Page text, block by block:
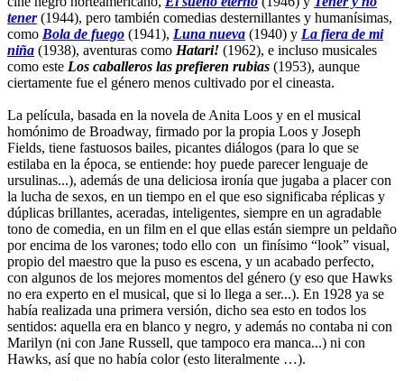
tener(1944), pero también comedias desternillantes y humanísimas,
como Bola de fuego (1941), Luna nueva (1940) y La fiera de mi
niña (1938), aventuras como Hatari! (1962), e incluso musicales
como este Los caballeros las prefieren rubias (1953), aunque
ciertamente fue el género menos cultivado por el cineasta.
La película, basada en la novela de Anita Loos y en el musical
homónimo de Broadway, firmado por la propia Loos y Joseph
Fields, tiene fastuosos bailes, picantes diálogos (para lo que se
estilaba en la época, se entiende: hoy puede parecer lenguaje de
ursulinas...), además de una deliciosa ironía que jugaba a placer con
la lucha de sexos, en un tiempo en el que eso significaba réplicas y
dúplicas brillantes, aceradas, inteligentes, siempre en un agradable
tono de comedia, en un film en el que ellas están siempre un peldaño
por encima de los varones; todo ello con un finísimo “look” visual,
propio del maestro que la puso es escena, y un acabado perfecto,
con algunos de los mejores momentos del género (y eso que Hawks
no era experto en el musical, que si lo llega a ser...). En 1928 ya se
había realizada una primera versión, dicho sea esto en todos los
sentidos: aquella era en blanco y negro, y además no contaba ni con
Marilyn (ni con Jane Russell, que tampoco era manca...) ni con
Hawks, así que no había color (esto literalmente …).